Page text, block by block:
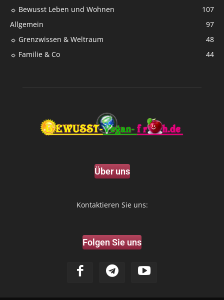
☼ Bewusst Leben und Wohnen
107
Allgemein
97
☼ Grenzwissen & Weltraum
48
☼ Familie & Co
44
Über uns
Kontaktieren Sie uns:
Folgen Sie uns